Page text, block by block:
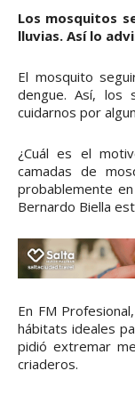
Los mosquitos
lluvias. Así lo
El mosquito
dengue. Así, los
cuidarnos por
¿Cuál es el
camadas de
probablemente
Bernardo Biella
En FM
hábitats ideales
pidió extremar
criaderos.